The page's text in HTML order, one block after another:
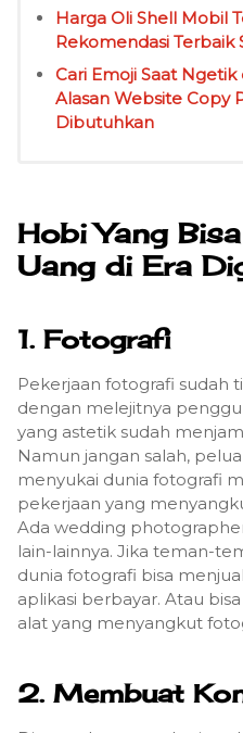
Harga Oli Shell Mobil
Rekomendasi Terbaik
Cari Emoji Saat
Alasan Website Copy
Dibutuhkan
Hobi Yang
Uang di Era
1. Fotografi
Pekerjaan fotografi sudah
dengan melejitnya
yang astetik sudah
Namun jangan salah,
menyukai dunia fotografi
pekerjaan yang
Ada wedding
lain-lainnya. Jika teman-
dunia fotografi bisa
aplikasi berbayar. Atau
alat yang menyangkut
2. Membuat